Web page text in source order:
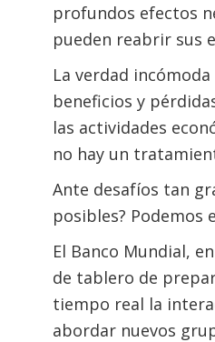
profundos efectos
pueden reabrir sus
La verdad
beneficios y
las actividades
no hay un
Ante desafíos tan
posibles? Podemos
El Banco Mundial,
de tablero de
tiempo real la
abordar nuevos